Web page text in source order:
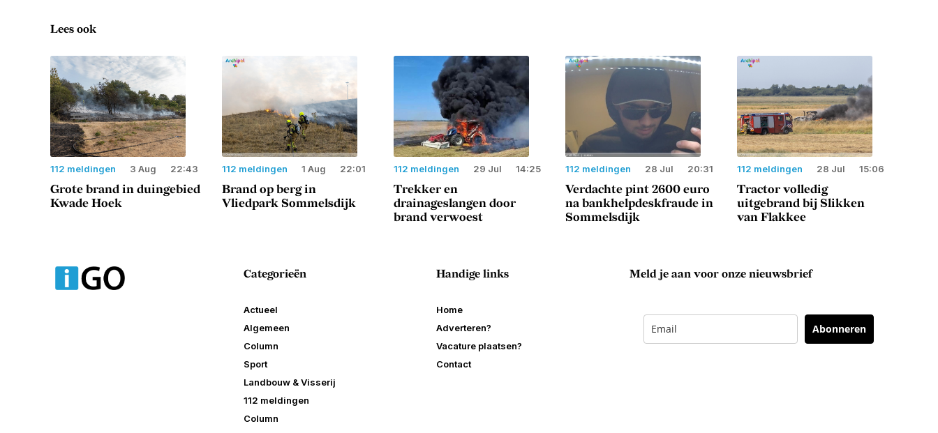
Lees ook
112 meldingen 3 Aug 22:43
Grote brand in duingebied
Kwade Hoek
112 meldingen 1 Aug 22:01
Brand op berg in
Vliedpark Sommelsdijk
112 meldingen 29 Jul 14:25
Trekker en
drainageslangen door
brand verwoest
112 meldingen 28 Jul 20:31
Verdachte pint 2600 euro
na bankhelpdeskfraude in
Sommelsdijk
112 meldingen 28 Jul 15:06
Tractor volledig
uitgebrand bij Slikken
van Flakkee
Categorieën
Actueel
Algemeen
Column
Sport
Landbouw & Visserij
112 meldingen
Column
Handige links
Home
Adverteren?
Vacature plaatsen?
Contact
Meld je aan voor onze nieuwsbrief
Abonneren